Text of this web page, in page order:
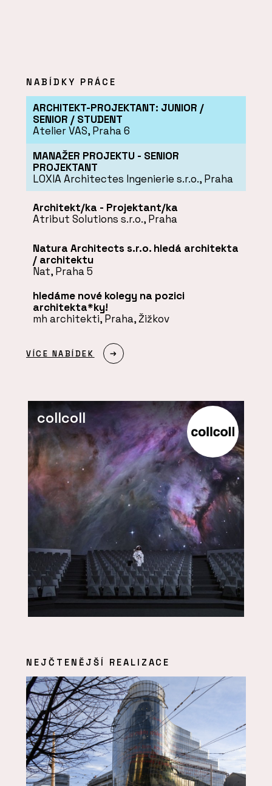
NABÍDKY PRÁCE
ARCHITEKT-PROJEKTANT: JUNIOR /
SENIOR / STUDENT
Atelier VAS, Praha 6
MANAŽER PROJEKTU - SENIOR
PROJEKTANT
LOXIA Architectes Ingenierie s.r.o., Praha
Architekt/ka - Projektant/ka
Atribut Solutions s.r.o., Praha
Natura Architects s.r.o. hledá architekta
/ architektu
Nat, Praha 5
hledáme nové kolegy na pozici
architekta*ky!
mh architekti, Praha, Žižkov
VÍCE NABÍDEK
collcoll
NEJČTENĚJŠÍ REALIZACE